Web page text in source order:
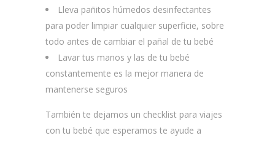
Lleva pañitos húmedos desinfectantes
para poder limpiar cualquier superficie, sobre
todo antes de cambiar el pañal de tu bebé
Lavar tus manos y las de tu bebé
constantemente es la mejor manera de
mantenerse seguros
También te dejamos un checklist para viajes
con tu bebé que esperamos te ayude a